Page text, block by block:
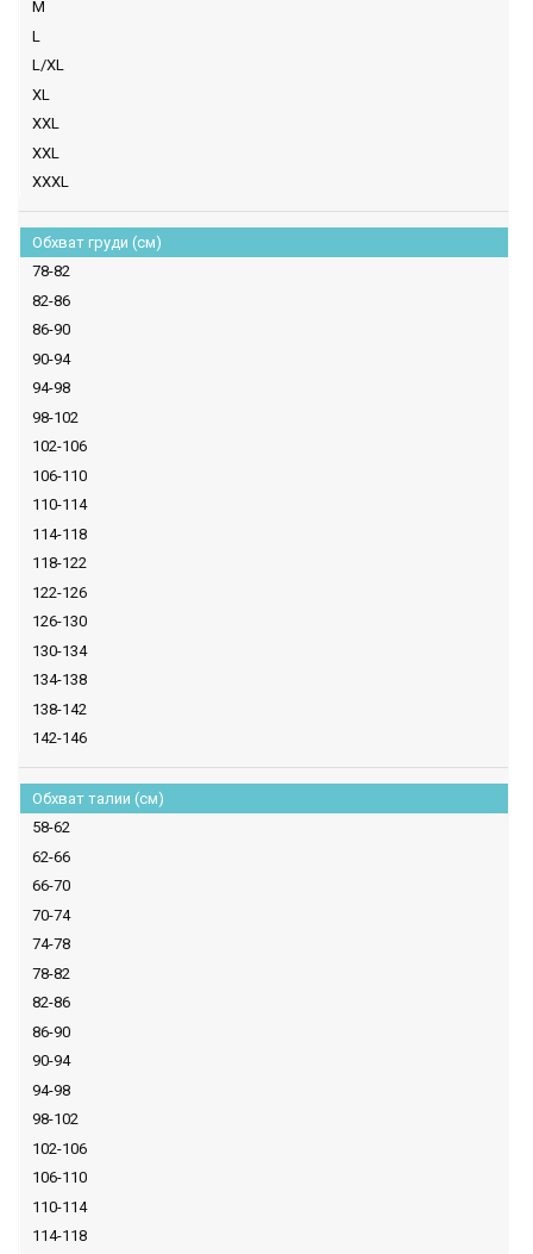
M
L
L/XL
XL
XXL
XXL
XXXL
Обхват груди (см)
78-82
82-86
86-90
90-94
94-98
98-102
102-106
106-110
110-114
114-118
118-122
122-126
126-130
130-134
134-138
138-142
142-146
Обхват талии (см)
58-62
62-66
66-70
70-74
74-78
78-82
82-86
86-90
90-94
94-98
98-102
102-106
106-110
110-114
114-118